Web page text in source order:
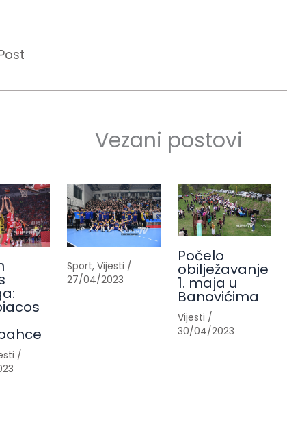
Vezani postovi
/
Sport,Vijesti /
27/04/2023
Počelo
obilježavanje
1. maja u
Banovićima
Vijesti /
30/04/2023